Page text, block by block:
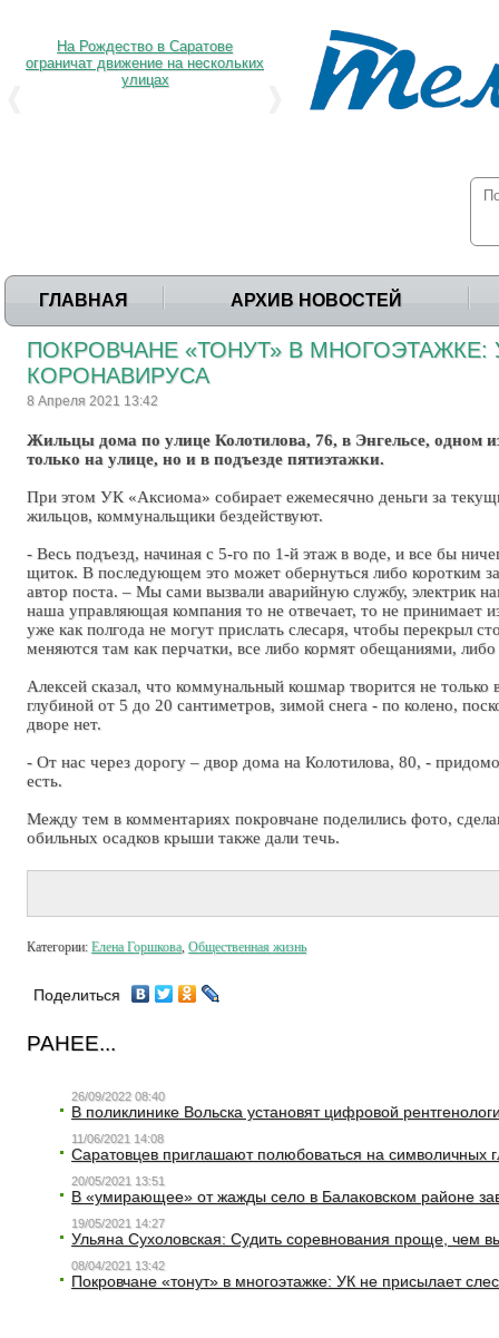
На Рождество в Саратове
ограничат движение на нескольких
улицах
ГЛАВНАЯ АРХИВ НОВОСТЕЙ
ПОКРОВЧАНЕ «ТОНУТ» В
КОРОНАВИРУСА
8 Апреля 2021 13:42
Жильцы дома по улице Колотилова, 76, в Энгельсе, одном
только на улице, но и в подъезде пятиэтажки.
При этом УК «Аксиома» собирает ежемесячно деньги за
жильцов, коммунальщики бездействуют.
- Весь подъезд, начиная с 5-го по 1-й этаж в воде, и все бы
щиток. В последующем это может обернуться либо коротким
автор поста. – Мы сами вызвали аварийную службу, электрик
наша управляющая компания то не отвечает, то не принимает
уже как полгода не могут прислать слесаря, чтобы перекрыл
меняются там как перчатки, все либо кормят обещаниями,
Алексей сказал, что коммунальный кошмар творится не
глубиной от 5 до 20 сантиметров, зимой снега - по колено,
дворе нет.
- От нас через дорогу – двор дома на Колотилова, 80, -
есть.
Между тем в комментариях покровчане поделились фото,
обильных осадков крыши также дали течь.
Категории: Елена Горшкова, Общественная жизнь
Поделиться
РАНЕЕ...
26/09/2022 08:40
В поликлинике Вольска установят цифровой
11/06/2021 14:08
Саратовцев приглашают полюбоваться на символичных
20/05/2021 13:51
В «умирающее» от жажды село в Балаковском районе
19/05/2021 14:27
Ульяна Сухоловская: Судить соревнования проще, чем
08/04/2021 13:42
Покровчане «тонут» в многоэтажке: УК не присылает